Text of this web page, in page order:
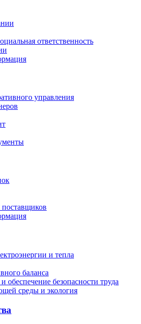
ответственность
управления
и тепла
баланса
обеспечение безопасности труда
среды и экология